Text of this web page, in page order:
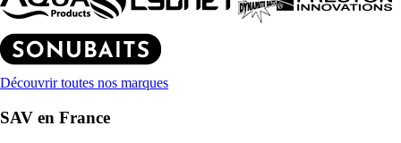
Découvrir toutes nos marques
SAV en France